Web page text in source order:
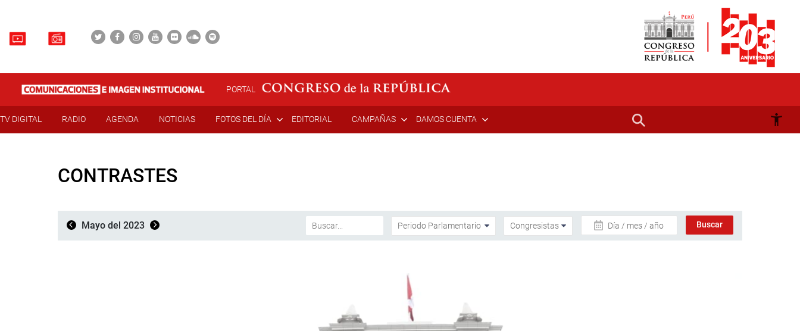
PORTAL
TV DIGITAL RADIO AGENDA NOTICIAS FOTOS DEL DÍA EDITORIAL CAMPAÑAS DAMOS CUENTA
CONTRASTES
Mayo del 2023 Día / mes / año